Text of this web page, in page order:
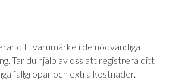
ditt varumärke i de nödvändiga
Tar du hjälp av oss att registrera ditt
fallgropar och extra kostnader.